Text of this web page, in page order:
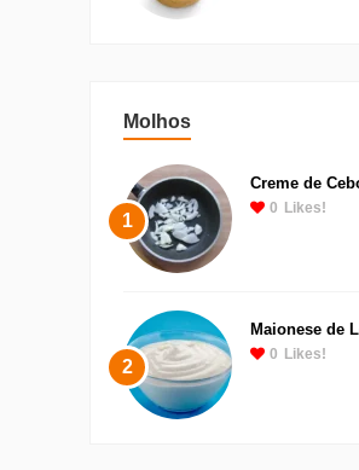
Molhos
1
Creme de
0 Likes!
2
Maionese de
0 Likes!